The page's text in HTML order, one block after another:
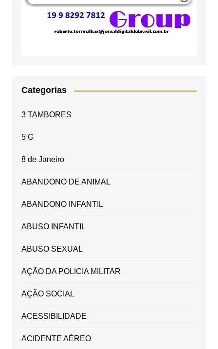
Categorias
3 TAMBORES
5 G
8 de Janeiro
ABANDONO DE ANIMAL
ABANDONO INFANTIL
ABUSO INFANTIL
ABUSO SEXUAL
AÇÃO DA POLICIA MILITAR
AÇÃO SOCIAL
ACESSIBILIDADE
ACIDENTE AÉREO